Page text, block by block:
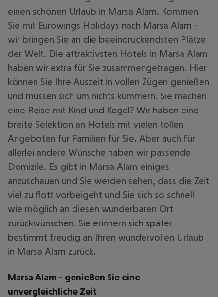
einen schönen Urlaub in Marsa Alam. Kommen
Sie mit Eurowings Holidays nach Marsa Alam -
wir bringen Sie an die beeindruckendsten Plätze
der Welt. Die attraktivsten Hotels in Marsa Alam
haben wir extra für Sie zusammengetragen. Hier
können Sie Ihre Auszeit in vollen Zügen genießen
und müssen sich um nichts kümmern. Sie machen
eine Reise mit Kind und Kegel? Wir haben eine
breite Selektion an Hotels mit vielen tollen
Angeboten für Familien für Sie. Aber auch für
allerlei andere Wünsche haben wir passende
Domizile. Es gibt in Marsa Alam einiges
anzuschauen und Sie werden sehen, dass die Zeit
viel zu flott vorbeigeht und Sie sich so schnell
wie möglich an diesen wunderbaren Ort
zurückwünschen. Sie erinnern sich später
bestimmt freudig an Ihren wundervollen Urlaub
in Marsa Alam zurück.
Marsa Alam - genießen Sie eine
unvergleichliche Zeit